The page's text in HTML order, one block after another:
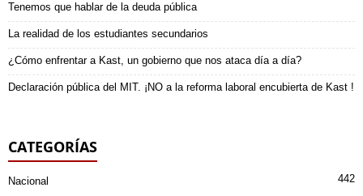
Tenemos que hablar de la deuda pública
La realidad de los estudiantes secundarios
¿Cómo enfrentar a Kast, un gobierno que nos ataca día a día?
Declaración pública del MIT. ¡NO a la reforma laboral encubierta de Kast !
CATEGORÍAS
Nacional 442